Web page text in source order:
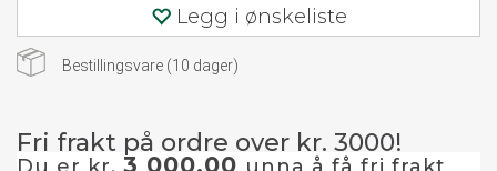
Legg i ønskeliste
Bestillingsvare (10 dager)
Fri frakt på ordre over kr. 3000!
3 000,00